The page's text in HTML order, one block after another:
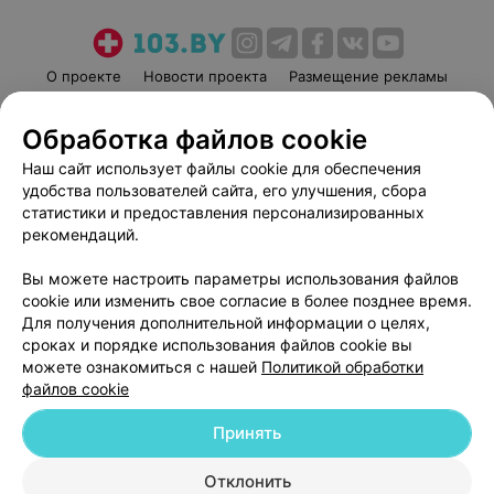
О проекте Новости проекта
Размещение рекламы
Пользовательское соглашение
Способы оплаты
Вакансии
Партнеры
Написать руководителю 103.by
Обработка персональных данных
© 2026 ООО «Артокс Лаб», УНП 191700409
| 220012, Республика Беларусь,
Обработка файлов cookie
Наш сайт использует файлы cookie для обеспечения
удобства пользователей сайта, его улучшения, сбора
статистики и предоставления персонализированных
рекомендаций.
Вы можете настроить параметры использования файлов
cookie или изменить свое согласие в более позднее время.
Для получения дополнительной информации о целях,
сроках и порядке использования файлов cookie вы
можете ознакомиться с нашей Политикой обработки
файлов cookie
Отклонить
Принять